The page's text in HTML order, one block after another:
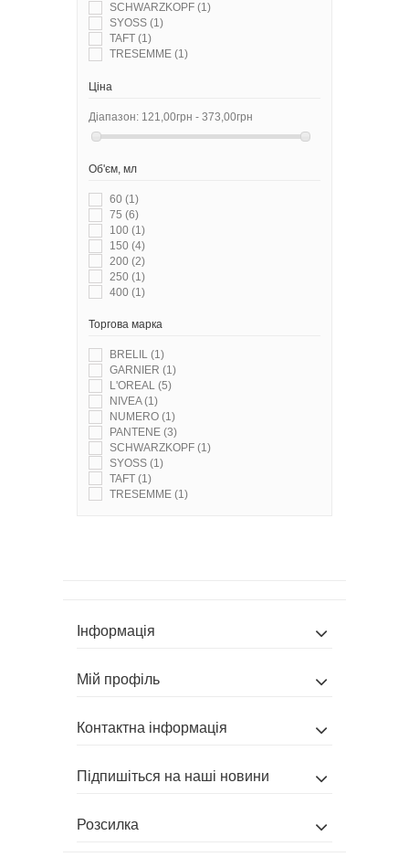
SCHWARZKOPF (1)
SYOSS (1)
TAFT (1)
TRESEMME (1)
Ціна
Діапазон: 121,00грн - 373,00грн
Об'єм, мл
60 (1)
75 (6)
100 (1)
150 (4)
200 (2)
250 (1)
400 (1)
Торгова марка
BRELIL (1)
GARNIER (1)
L'OREAL (5)
NIVEA(1)
NUMERO (1)
PANTENE (3)
SCHWARZKOPF (1)
SYOSS (1)
TAFT (1)
TRESEMME (1)
Інформація
Мій профіль
Контактна інформація
Підпишіться на наші новини
Розсилка